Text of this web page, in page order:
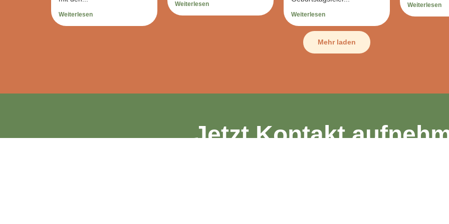
Weiterlesen
Weiterlesen
Weiterlesen
Weiterlesen
Mehr laden
Jetzt Kontakt